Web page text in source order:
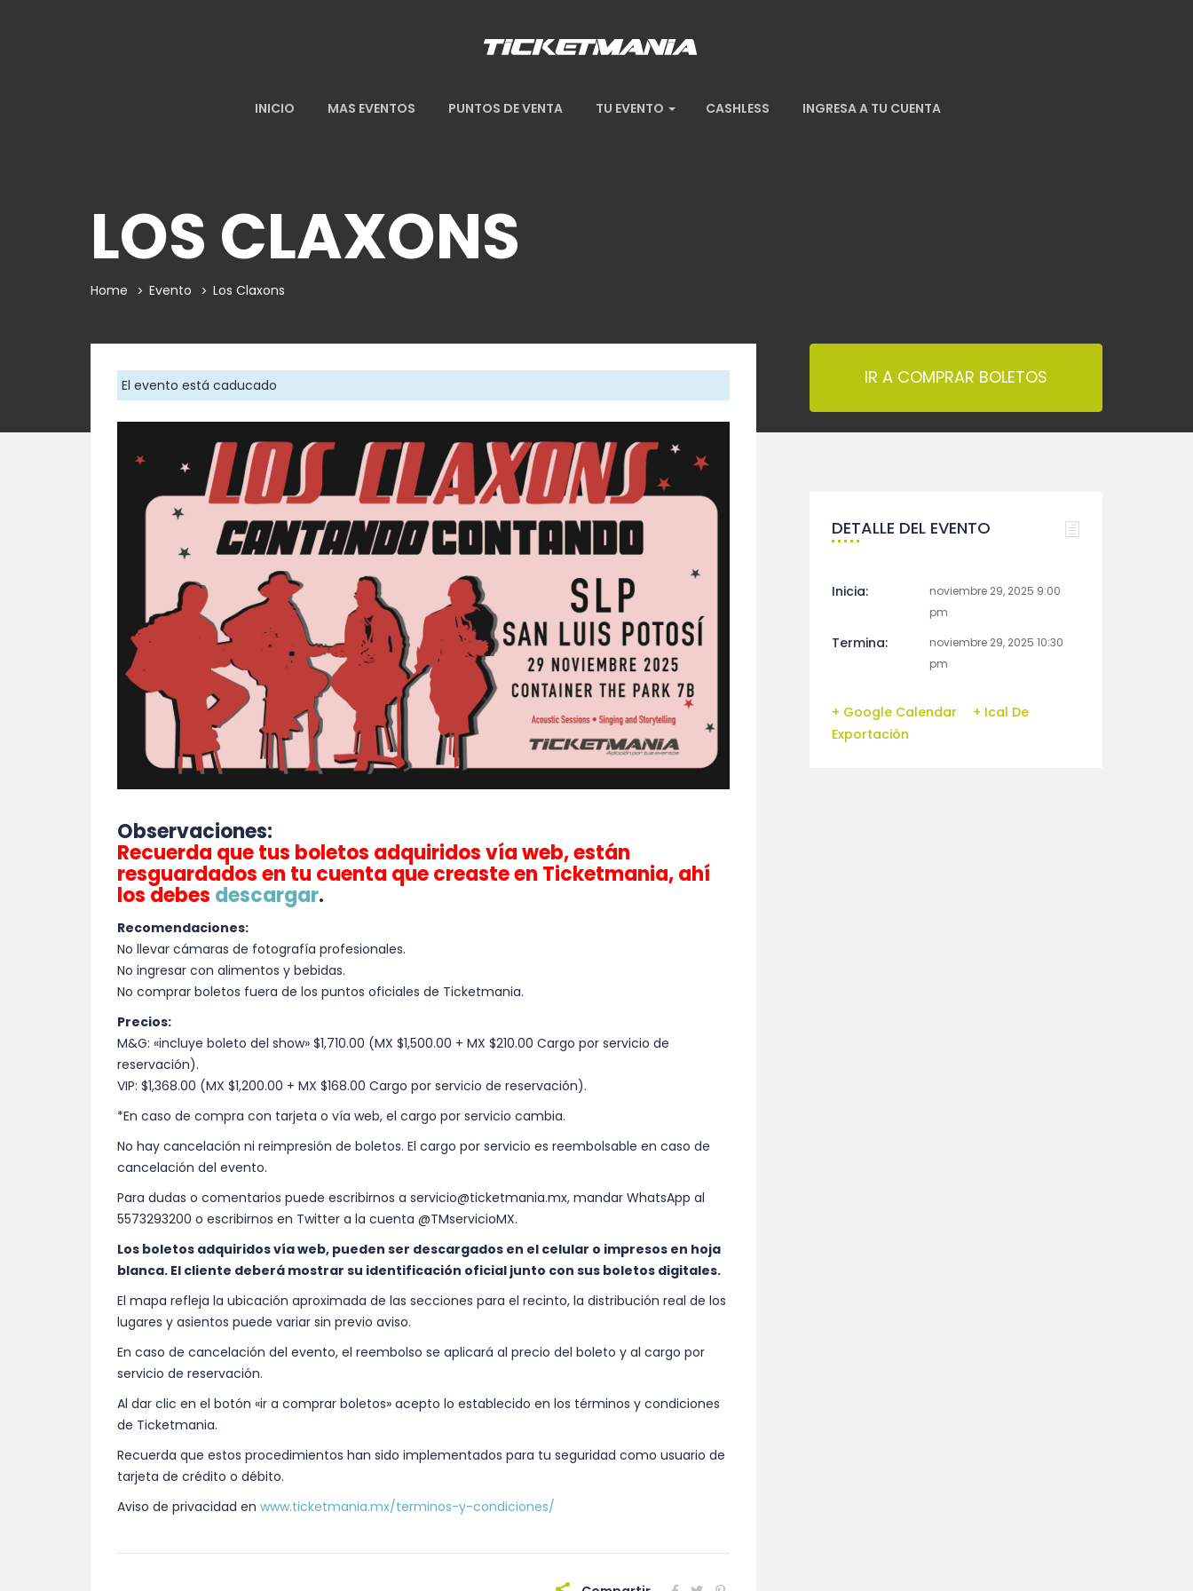
INICIO MAS EVENTOS PUNTOS DE VENTA TU EVENTO CASHLESS INGRESA A TU CUENTA
LOS CLAXONS
Home Evento Los Claxons
El evento está caducado
Observaciones:
Recuerda que tus boletos adquiridos vía web, están
resguardados en tu cuenta que creaste en Ticketmania, ahí
los debes descargar.
Recomendaciones:
No llevar cámaras de fotografía profesionales.
No ingresar con alimentos y bebidas.
No comprar boletos fuera de los puntos oficiales de Ticketmania.
Precios:
M&G: «incluye boleto del show» $1,710.00 (MX $1,500.00 + MX $210.00 Cargo por servicio de
reservación).
VIP: $1,368.00 (MX $1,200.00 + MX $168.00 Cargo por servicio de reservación).
*En caso de compra con tarjeta o vía web, el cargo por servicio cambia.
No hay cancelación ni reimpresión de boletos. El cargo por servicio es reembolsable en caso de
cancelación del evento.
Para dudas o comentarios puede escribirnos a servicio@ticketmania.mx, mandar WhatsApp al
5573293200 o escribirnos en Twitter a la cuenta @TMservicioMX.
Los boletos adquiridos vía web, pueden ser descargados en el celular o impresos en hoja
blanca. El cliente deberá mostrar su identificación oficial junto con sus boletos digitales.
El mapa refleja la ubicación aproximada de las secciones para el recinto, la distribución real de los
lugares y asientos puede variar sin previo aviso.
En caso de cancelación del evento, el reembolso se aplicará al precio del boleto y al cargo por
servicio de reservación.
Al dar clic en el botón «ir a comprar boletos» acepto lo establecido en los términos y condiciones
de Ticketmania.
Recuerda que estos procedimientos han sido implementados para tu seguridad como usuario de
tarjeta de crédito o débito.
Aviso de privacidad en www.ticketmania.mx/terminos-y-condiciones/
IR A COMPRAR BOLETOS
DETALLE DEL EVENTO
Inicia:
noviembre 29, 2025 9:00
pm
Termina:
noviembre 29, 2025 10:30
pm
+ Google Calendar
+ Ical De
Exportación